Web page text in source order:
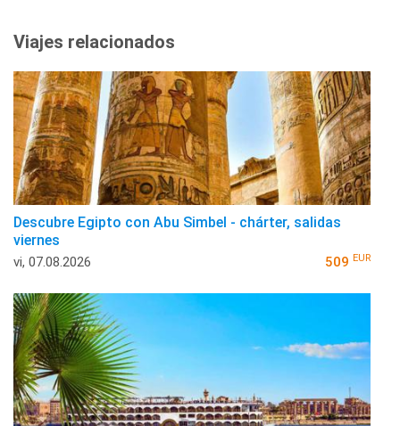
Viajes relacionados
Descubre Egipto con Abu Simbel - chárter, salidas
viernes
vi, 07.08.2026 509 EUR